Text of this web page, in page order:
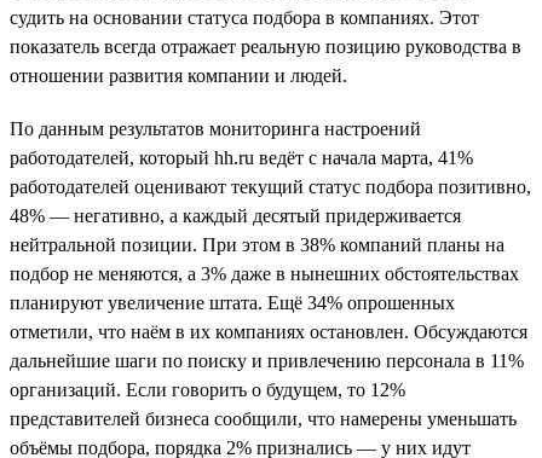
судить на основании статуса подбора в компаниях. Этот
показатель всегда отражает реальную позицию руководства в
отношении развития компании и людей.
По данным результатов мониторинга настроений
работодателей, который hh.ru ведёт с начала марта, 41%
работодателей оценивают текущий статус подбора позитивно,
48% — негативно, а каждый десятый придерживается
нейтральной позиции. При этом в 38% компаний планы на
подбор не меняются, а 3% даже в нынешних обстоятельствах
планируют увеличение штата. Ещё 34% опрошенных
отметили, что наём в их компаниях остановлен. Обсуждаются
дальнейшие шаги по поиску и привлечению персонала в 11%
организаций. Если говорить о будущем, то 12%
представителей бизнеса сообщили, что намерены уменьшать
объёмы подбора, порядка 2% признались — у них идут